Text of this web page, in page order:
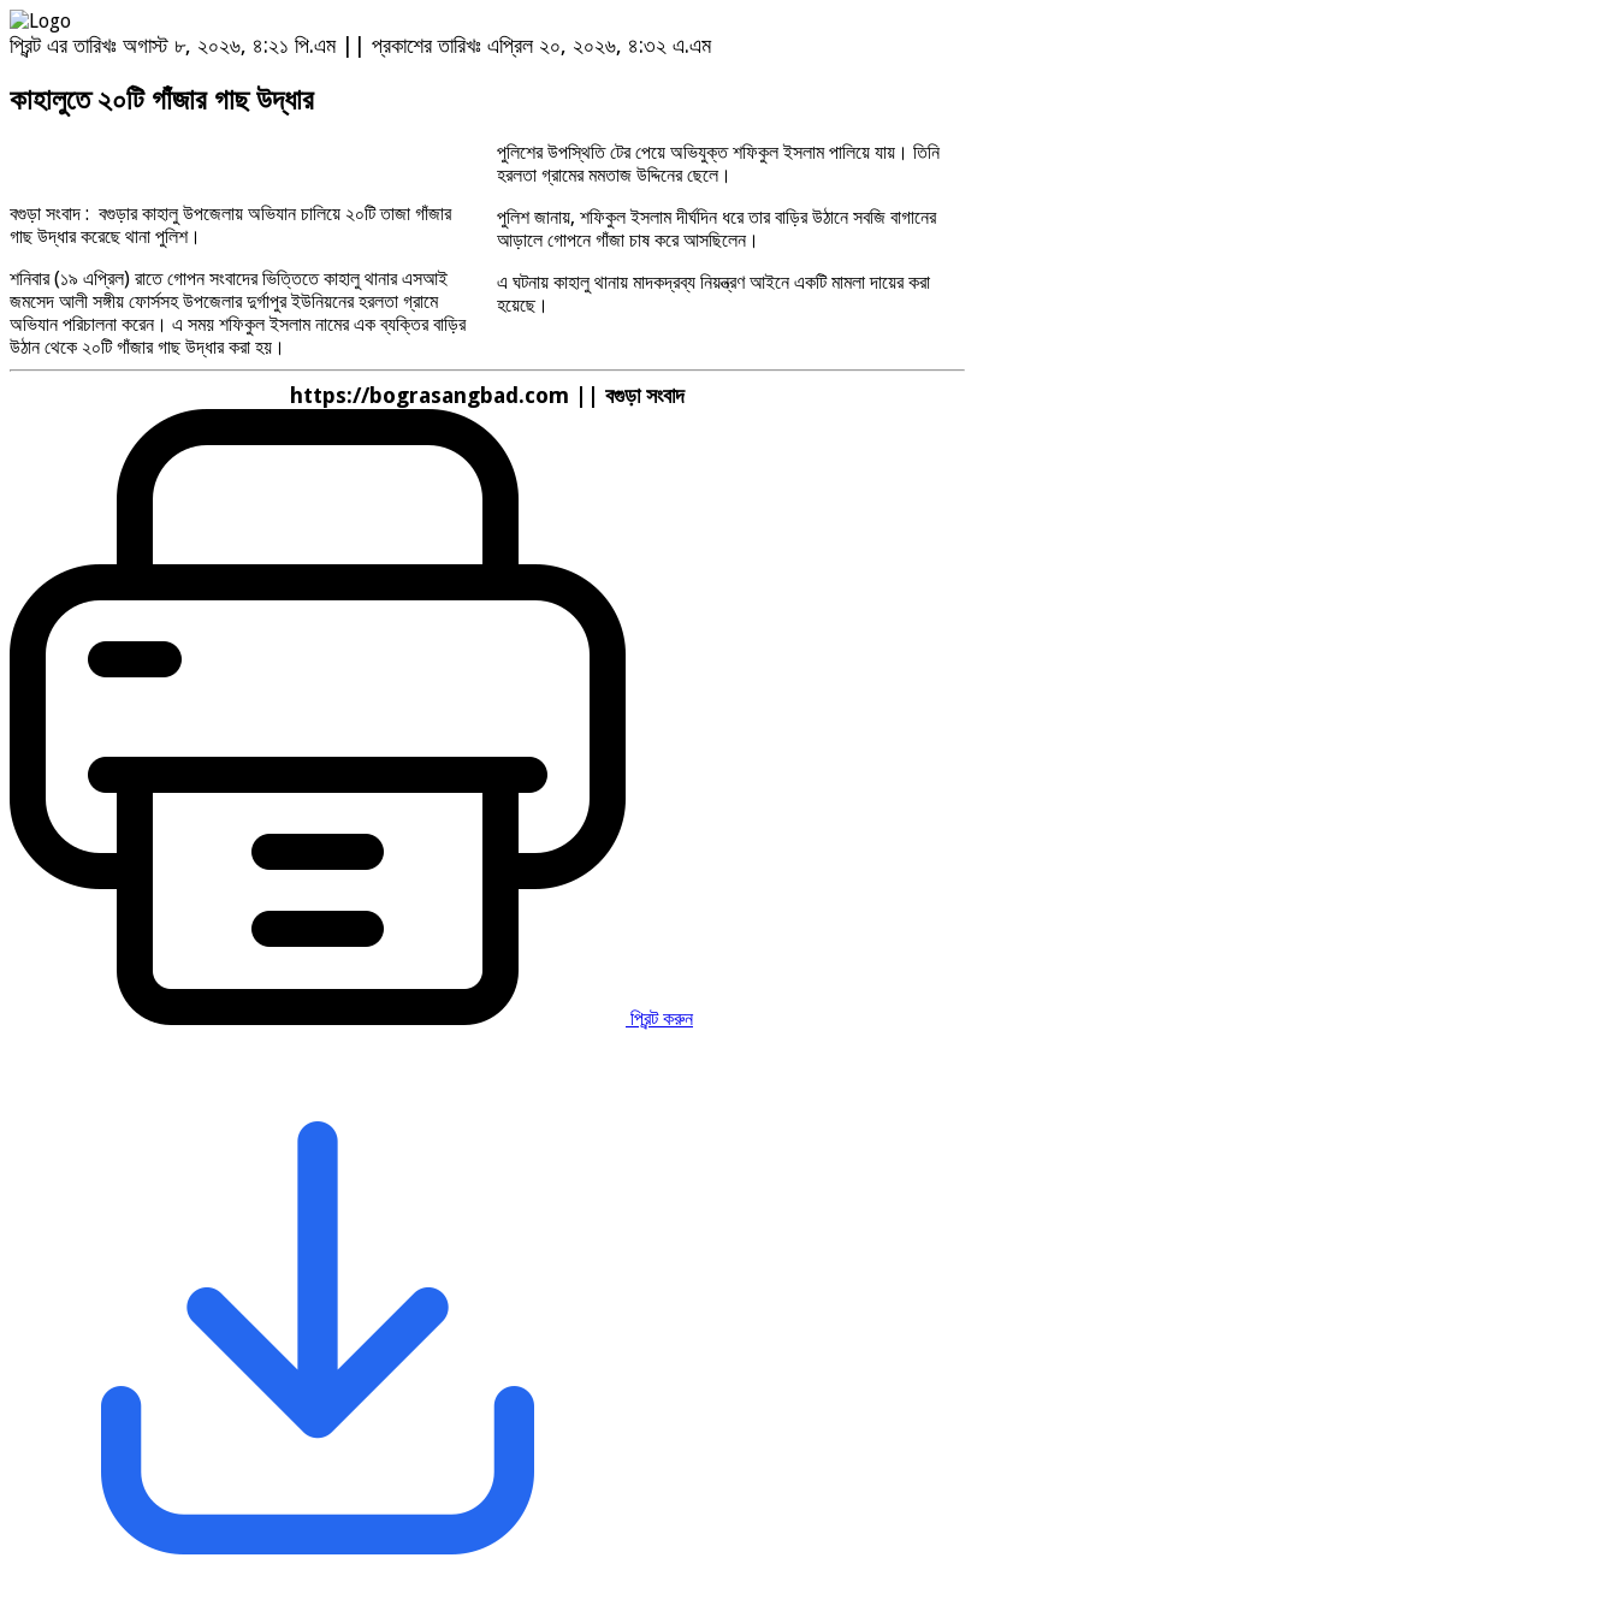
প্রিন্ট এর তারিখঃ অগাস্ট ৮, ২০২৬, ৪:২১ পি.এম || প্রকাশের তারিখঃ এপ্রিল ২০, ২০২৬, ৪:৩২ এ.এম
কাহালুতে ২০টি গাঁজার গাছ উদ্ধার
বগুড়া সংবাদ : বগুড়ার কাহালু উপজেলায় অভিযান চালিয়ে ২০টি তাজা গাঁজার
গাছ উদ্ধার করেছে থানা পুলিশ।
শনিবার (১৯ এপ্রিল) রাতে গোপন সংবাদের ভিত্তিতে কাহালু থানার এসআই
জমসেদ আলী সঙ্গীয় ফোর্সসহ উপজেলার দুর্গাপুর ইউনিয়নের হরলতা গ্রামে
অভিযান পরিচালনা করেন। এ সময় শফিকুল ইসলাম নামের এক ব্যক্তির বাড়ির
উঠান থেকে ২০টি গাঁজার গাছ উদ্ধার করা হয়।
পুলিশের উপস্থিতি টের পেয়ে অভিযুক্ত শফিকুল ইসলাম পালিয়ে যায়। তিনি
হরলতা গ্রামের মমতাজ উদ্দিনের ছেলে।
পুলিশ জানায়, শফিকুল ইসলাম দীর্ঘদিন ধরে তার বাড়ির উঠানে সবজি বাগানের
আড়ালে গোপনে গাঁজা চাষ করে আসছিলেন।
এ ঘটনায় কাহালু থানায় মাদকদ্রব্য নিয়ন্ত্রণ আইনে একটি মামলা দায়ের করা
হয়েছে।
https://bograsangbad.com || বগুড়া সংবাদ
প্রিন্ট করুন